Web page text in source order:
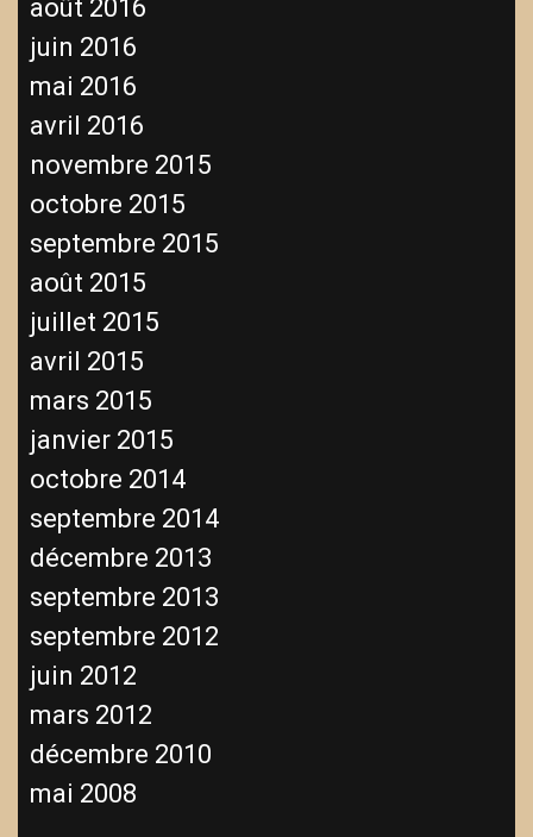
août 2016
juin 2016
mai 2016
avril 2016
novembre 2015
octobre 2015
septembre 2015
août 2015
juillet 2015
avril 2015
mars 2015
janvier 2015
octobre 2014
septembre 2014
décembre 2013
septembre 2013
septembre 2012
juin 2012
mars 2012
décembre 2010
mai 2008